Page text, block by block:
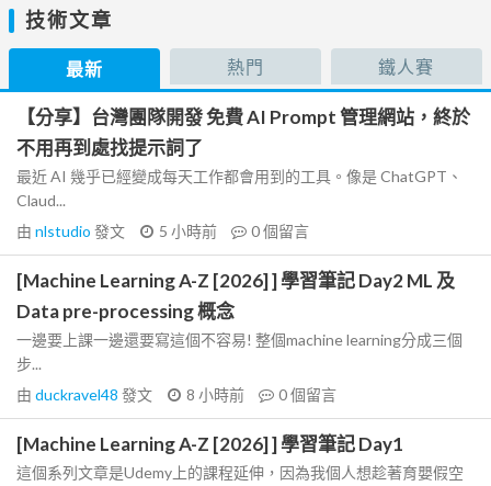
技術文章
最新 熱門 鐵人賽
【分享】台灣團隊開發 免費 AI Prompt 管理網站，終於
不用再到處找提示詞了
最近 AI 幾乎已經變成每天工作都會用到的工具。像是 ChatGPT、
Claud...
由 nlstudio 發文 5 小時前 0個留言
[Machine Learning A-Z [2026] ] 學習筆記 Day2 ML 及
Data pre-processing 概念
一邊要上課一邊還要寫這個不容易! 整個machine learning分成三個
步...
由 duckravel48 發文 8 小時前 0個留言
[Machine Learning A-Z [2026] ] 學習筆記 Day1
這個系列文章是Udemy上的課程延伸，因為我個人想趁著育嬰假空